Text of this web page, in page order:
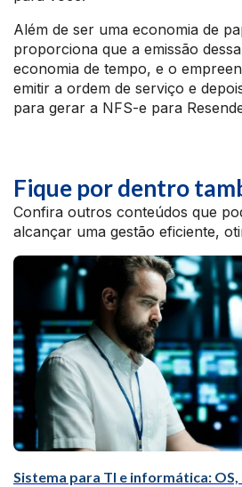
Além de ser uma economia de
proporciona que a emissão
economia de tempo, e o
emitir a ordem de serviço e
para gerar a NFS-e para
Fique por dentro
Confira outros conteúdos que
alcançar uma gestão eficiente,
Sistema para TI e informática: